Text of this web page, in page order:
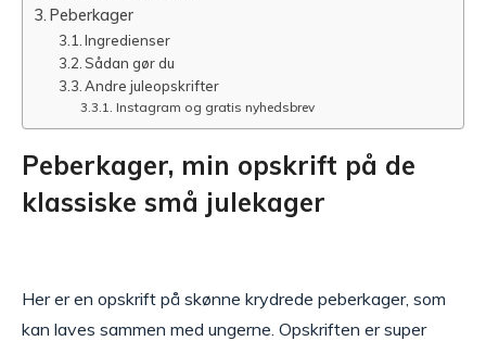
Peberkager
Ingredienser
Sådan gør du
Andre juleopskrifter
Instagram og gratis nyhedsbrev
Peberkager, min opskrift på de
klassiske små julekager
Her er en opskrift på skønne krydrede peberkager, som
kan laves sammen med ungerne. Opskriften er super